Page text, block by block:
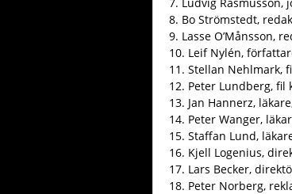
8. Bo Strömstedt,
9. Lasse O’Månsson,
10. Leif Nylén,
11. Stellan Nehlmark,
12. Peter Lundberg, fil
13. Jan Hannerz,
14. Peter Wanger,
15. Staffan Lund,
16. Kjell Logenius,
17. Lars Becker,
18. Peter Norberg,